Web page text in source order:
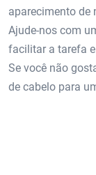
aparecimento de
Ajude-nos com
facilitar a tarefa
Se você não
de cabelo para